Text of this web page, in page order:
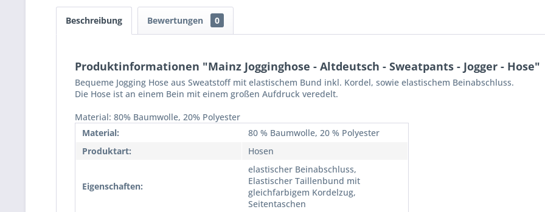
Beschreibung Bewertungen 0
Produktinformationen "Mainz Jogginghose - Altdeutsch - Sweatpants - Jogger - Hose"
Bequeme Jogging Hose aus Sweatstoff mit elastischem Bund inkl. Kordel, sowie elastischem Beinabschluss.
Die Hose ist an einem Bein mit einem großen Aufdruck veredelt.
Material: 80% Baumwolle, 20% Polyester
Material:
80 % Baumwolle, 20 % Polyester
Produktart:
Hosen
Eigenschaften:
elastischer Beinabschluss,
Elastischer Taillenbund mit
gleichfarbigem Kordelzug,
Seitentaschen